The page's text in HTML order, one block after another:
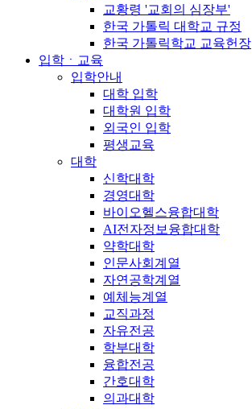
교황령 '교회의 심장부'
한국 가톨릭 대학교 규정
한국 가톨릭학교 교육헌장
입학ㆍ교육
입학안내
대학 입학
대학원 입학
외국인 입학
평생교육
대학
신학대학
경영대학
바이오헬스융합대학
AI전자정보융합대학
약학대학
인문사회계열
자연공학계열
예체능계열
교직과정
자유전공
학부대학
융합전공
간호대학
의과대학